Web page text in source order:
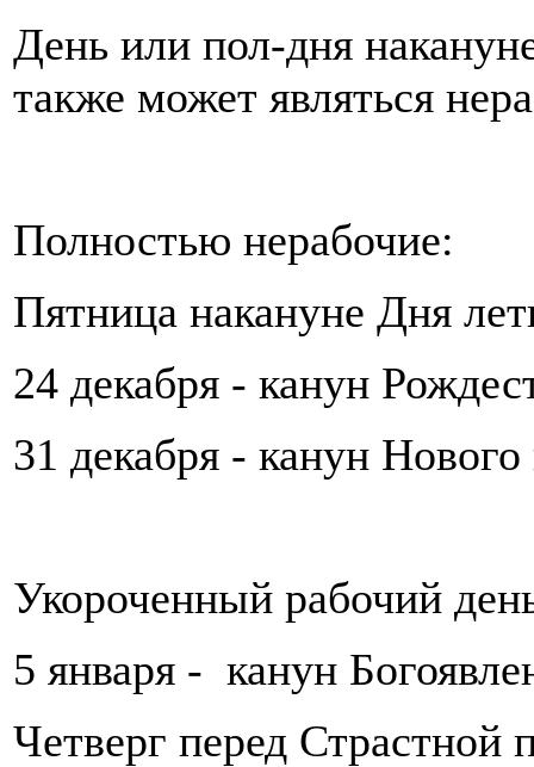
День или пол-дня
также может являться
Полностью нерабочие:
Пятница накануне Дня
24 декабря - канун
31 декабря - канун Нового
Укороченный рабочий
5 января - канун
Четверг перед Страстной